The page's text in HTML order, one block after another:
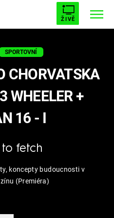
ŽIVĚ
PŘEMOŽITELKA UPÍRŮ
5
SPORTOVNÍ
CHORVATSKA
WHEELER +
16 - I
to fetch
koncepty budoucnosti v
(Premiéra)